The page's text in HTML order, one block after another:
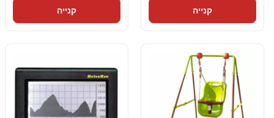
קנייה קנייה